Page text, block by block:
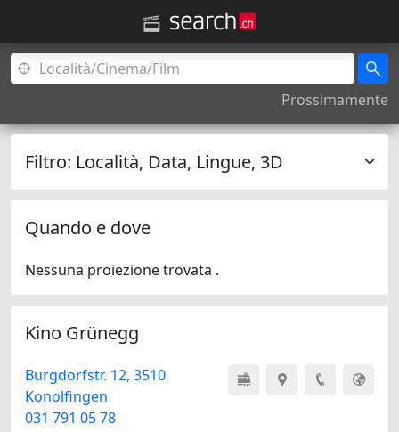
Prossimamente
Filtro: Località, Data, Lingue, 3D
Quando e dove
Nessuna proiezione trovata .
Kino Grünegg
Burgdorfstr. 12, 3510
Konolfingen
031 791 05 78